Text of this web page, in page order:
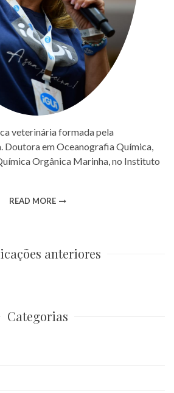
veterinária formada pela
Doutora em Oceanografia Química,
Orgânica Marinha, no Instituto
READ MORE
anteriores
Categorias